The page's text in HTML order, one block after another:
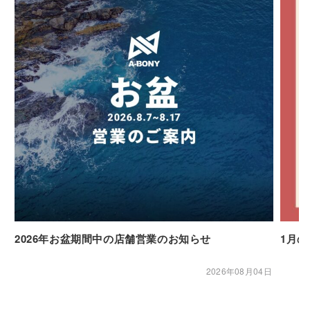
2026年お盆期間中の店舗営業のお知らせ
2026年08月04日
1月